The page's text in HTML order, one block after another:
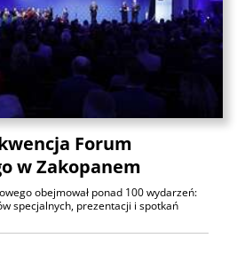
Forum
w Zakopanem
obejmował ponad 100 wydarzeń:
specjalnych, prezentacji i spotkań